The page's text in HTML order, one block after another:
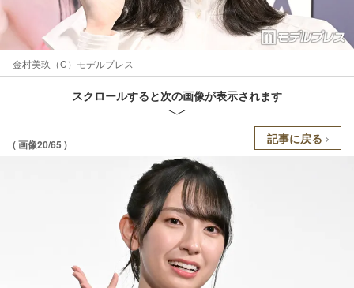
金村美玖（C）モデルプレス
スクロールすると次の画像が表示されます
( 画像20/65 ) 記事に戻る